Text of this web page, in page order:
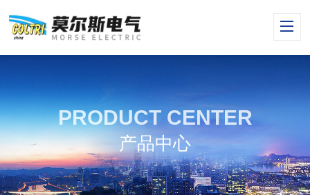
PRODUCT CENTER
产品中心